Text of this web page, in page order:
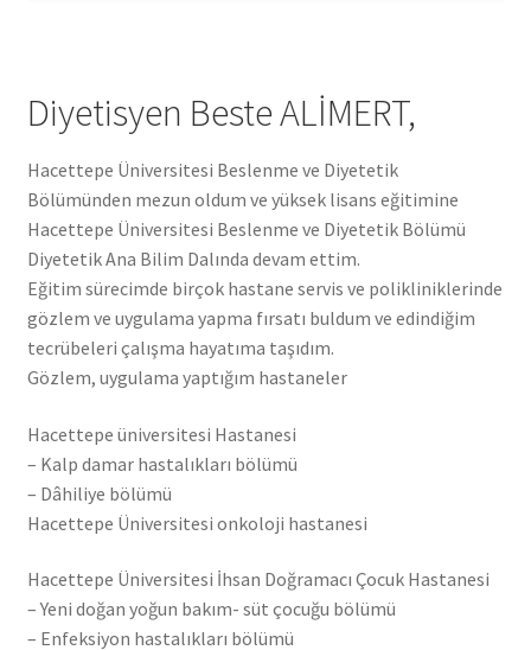
Diyetisyen Beste ALİMERT,
Hacettepe Üniversitesi Beslenme ve Diyetetik
Bölümünden mezun oldum ve yüksek lisans eğitimine
Hacettepe Üniversitesi Beslenme ve Diyetetik Bölümü
Diyetetik Ana Bilim Dalında devam ettim.
Eğitim sürecimde birçok hastane servis ve polikliniklerinde
gözlem ve uygulama yapma fırsatı buldum ve edindiğim
tecrübeleri çalışma hayatıma taşıdım.
Gözlem, uygulama yaptığım hastaneler
Hacettepe üniversitesi Hastanesi
– Kalp damar hastalıkları bölümü
– Dâhiliye bölümü
Hacettepe Üniversitesi onkoloji hastanesi
Hacettepe Üniversitesi İhsan Doğramacı Çocuk Hastanesi
– Yeni doğan yoğun bakım- süt çocuğu bölümü
– Enfeksiyon hastalıkları bölümü